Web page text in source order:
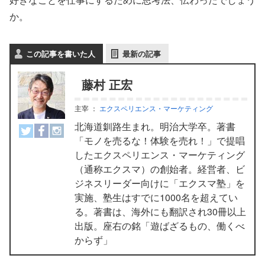
か。
この記事を書いた人 最新の記事
藤村 正宏
主宰 ： エクスペリエンス・マーケティング
北海道釧路生まれ。明治大学卒。著書
「モノを売るな！体験を売れ！」で提唱
したエクスペリエンス・マーケティング
（通称エクスマ）の創始者。経営者、ビ
ジネスリーダー向けに「エクスマ塾」を
実施、塾生はすでに1000名を超えてい
る。著書は、海外にも翻訳され30冊以上
出版。座右の銘「遊ばざるもの、働くべ
からず」